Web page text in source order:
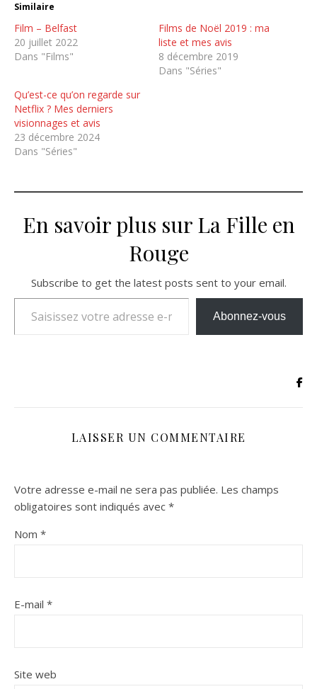
Similaire
Film – Belfast
20 juillet 2022
Dans "Films"
Films de Noël 2019 : ma
liste et mes avis
8 décembre 2019
Dans "Séries"
Qu’est-ce qu’on regarde sur
Netflix ? Mes derniers
visionnages et avis
23 décembre 2024
Dans "Séries"
En savoir plus sur La Fille en
Rouge
Subscribe to get the latest posts sent to your email.
Saisissez votre adresse e-mail…
Abonnez-vous
LAISSER UN COMMENTAIRE
Votre adresse e-mail ne sera pas publiée. Les champs
obligatoires sont indiqués avec *
Nom *
E-mail *
Site web